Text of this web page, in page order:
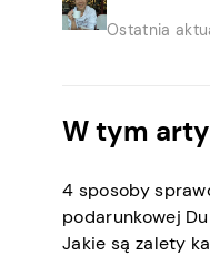
Ostatnia
W tym
4 sposoby
podarunkowej
Jakie są zalety